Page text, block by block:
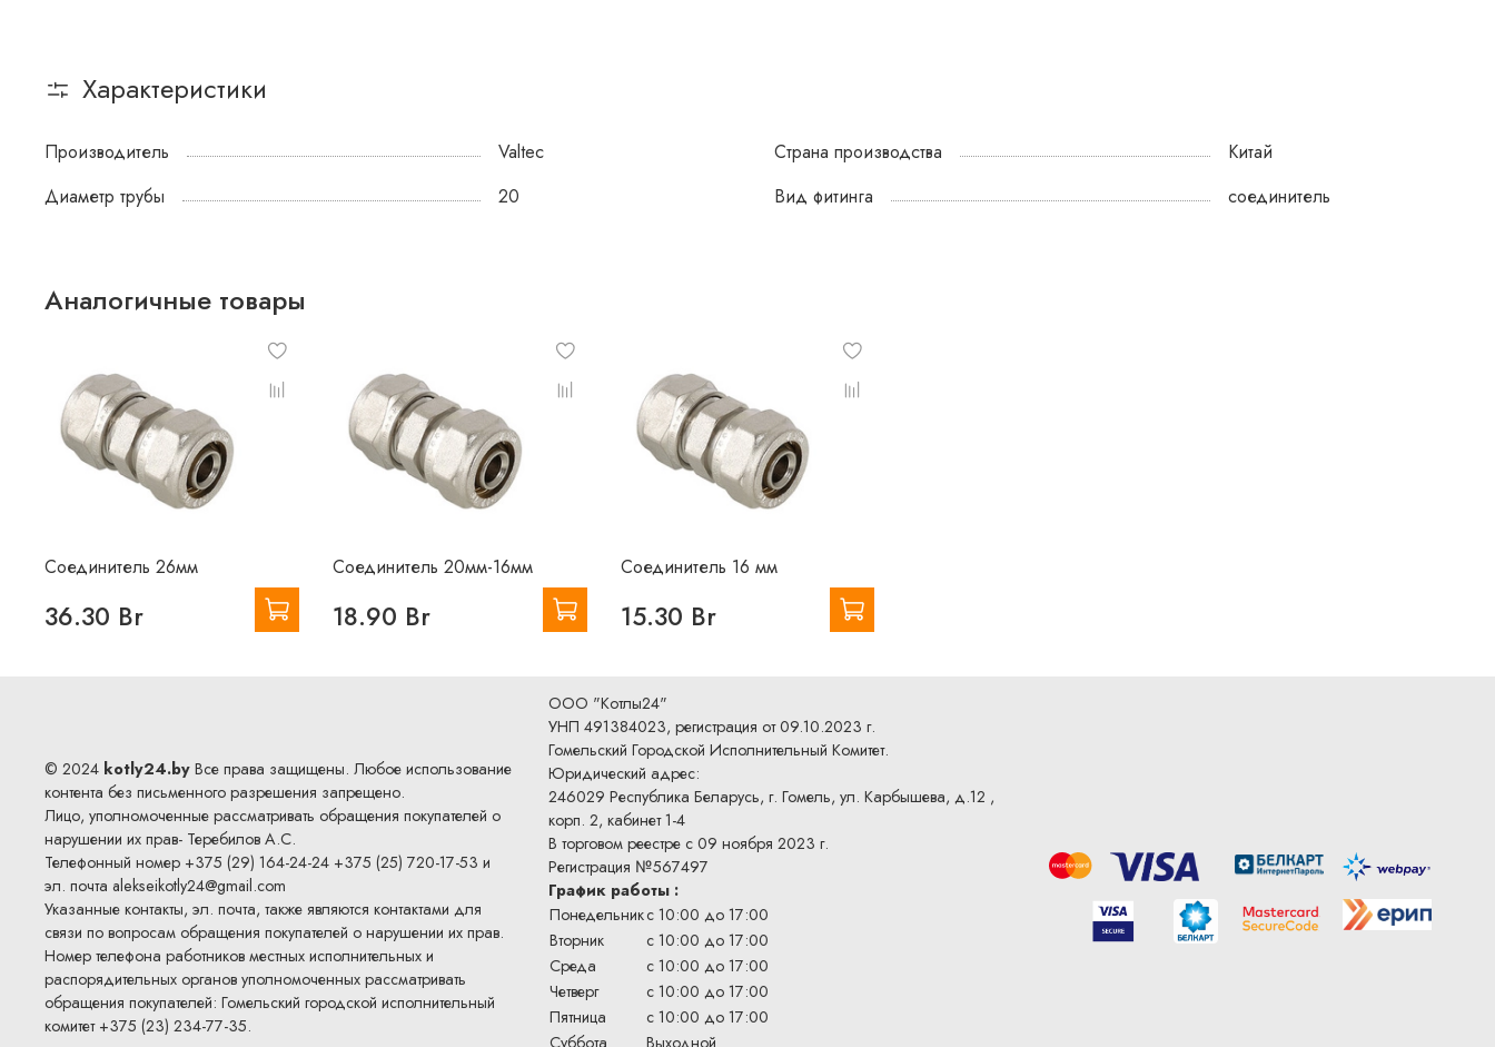
Характеристики
Производитель Valtec Страна производства
Китай
Диаметр трубы
20 Вид фитинга соединитель
Аналогичные товары
Соединитель 26мм
36.30 Br
Соединитель 20мм-16мм
18.90 Br
Соединитель 16 мм
15.30 Br
© 2024 kotly24.by Все права защищены. Любое использование
контента без письменного разрешения запрещено.
Лицо, уполномоченные рассматривать обращения покупателей о
нарушении их прав- Теребилов А.С.
Телефонный номер +375 (29) 164-24-24 +375 (25) 720-17-53 и
эл. почта alekseikotly24@gmail.com
Указанные контакты, эл. почта, также являются контактами для
связи по вопросам обращения покупателей о нарушении их прав.
Номер телефона работников местных исполнительных и
распорядительных органов уполномоченных рассматривать
обращения покупателей: Гомельский городской исполнительный
комитет +375 (23) 234-77-35.
ООО "Котлы24"
УНП 491384023, регистрация от 09.10.2023 г.
Гомельский Городской Исполнительный Комитет.
Юридический адрес:
246029 Республика Беларусь, г. Гомель, ул. Карбышева, д.12 ,
корп. 2, кабинет 1-4
В торговом реестре с 09 ноября 2023 г.
Регистрация №567497
График работы :
Понедельникс 10:00 до 17:00
Вторник
с 10:00 до 17:00
Среда
с 10:00 до 17:00
Четверг
с 10:00 до 17:00
Пятница
с 10:00 до 17:00
Суббота
Выходной